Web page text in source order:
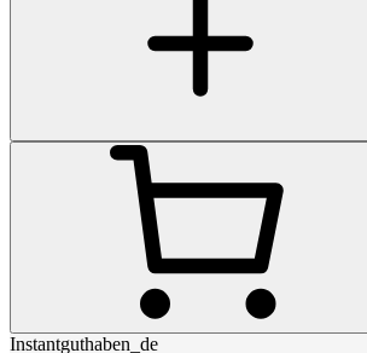
Instantguthaben_de